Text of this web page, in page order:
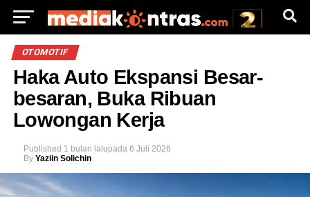
OTOMOTIF
Haka Auto Ekspansi Besar-
besaran, Buka Ribuan
Lowongan Kerja
Published 1 bulan lalupada 6 Juli 2026
By Yaziin Solichin